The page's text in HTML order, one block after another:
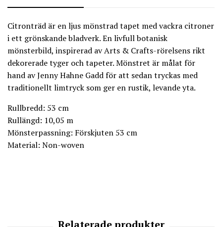
Citronträd är en ljus mönstrad tapet med vackra citroner
i ett grönskande bladverk. En livfull botanisk
mönsterbild, inspirerad av Arts & Crafts-rörelsens rikt
dekorerade tyger och tapeter. Mönstret är målat för
hand av Jenny Hahne Gadd för att sedan tryckas med
traditionellt limtryck som ger en rustik, levande yta.
Rullbredd: 53 cm
Rullängd: 10,05 m
Mönsterpassning: Förskjuten 53 cm
Material: Non-woven